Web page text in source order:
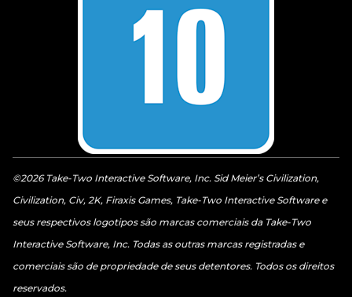
©2026 Take-Two Interactive Software, Inc. Sid Meier’s Civilization,
Civilization, Civ, 2K, Firaxis Games, Take-Two Interactive Software e
seus respectivos logotipos são marcas comerciais da Take-Two
Interactive Software, Inc. Todas as outras marcas registradas e
comerciais são de propriedade de seus detentores. Todos os direitos
reservados.